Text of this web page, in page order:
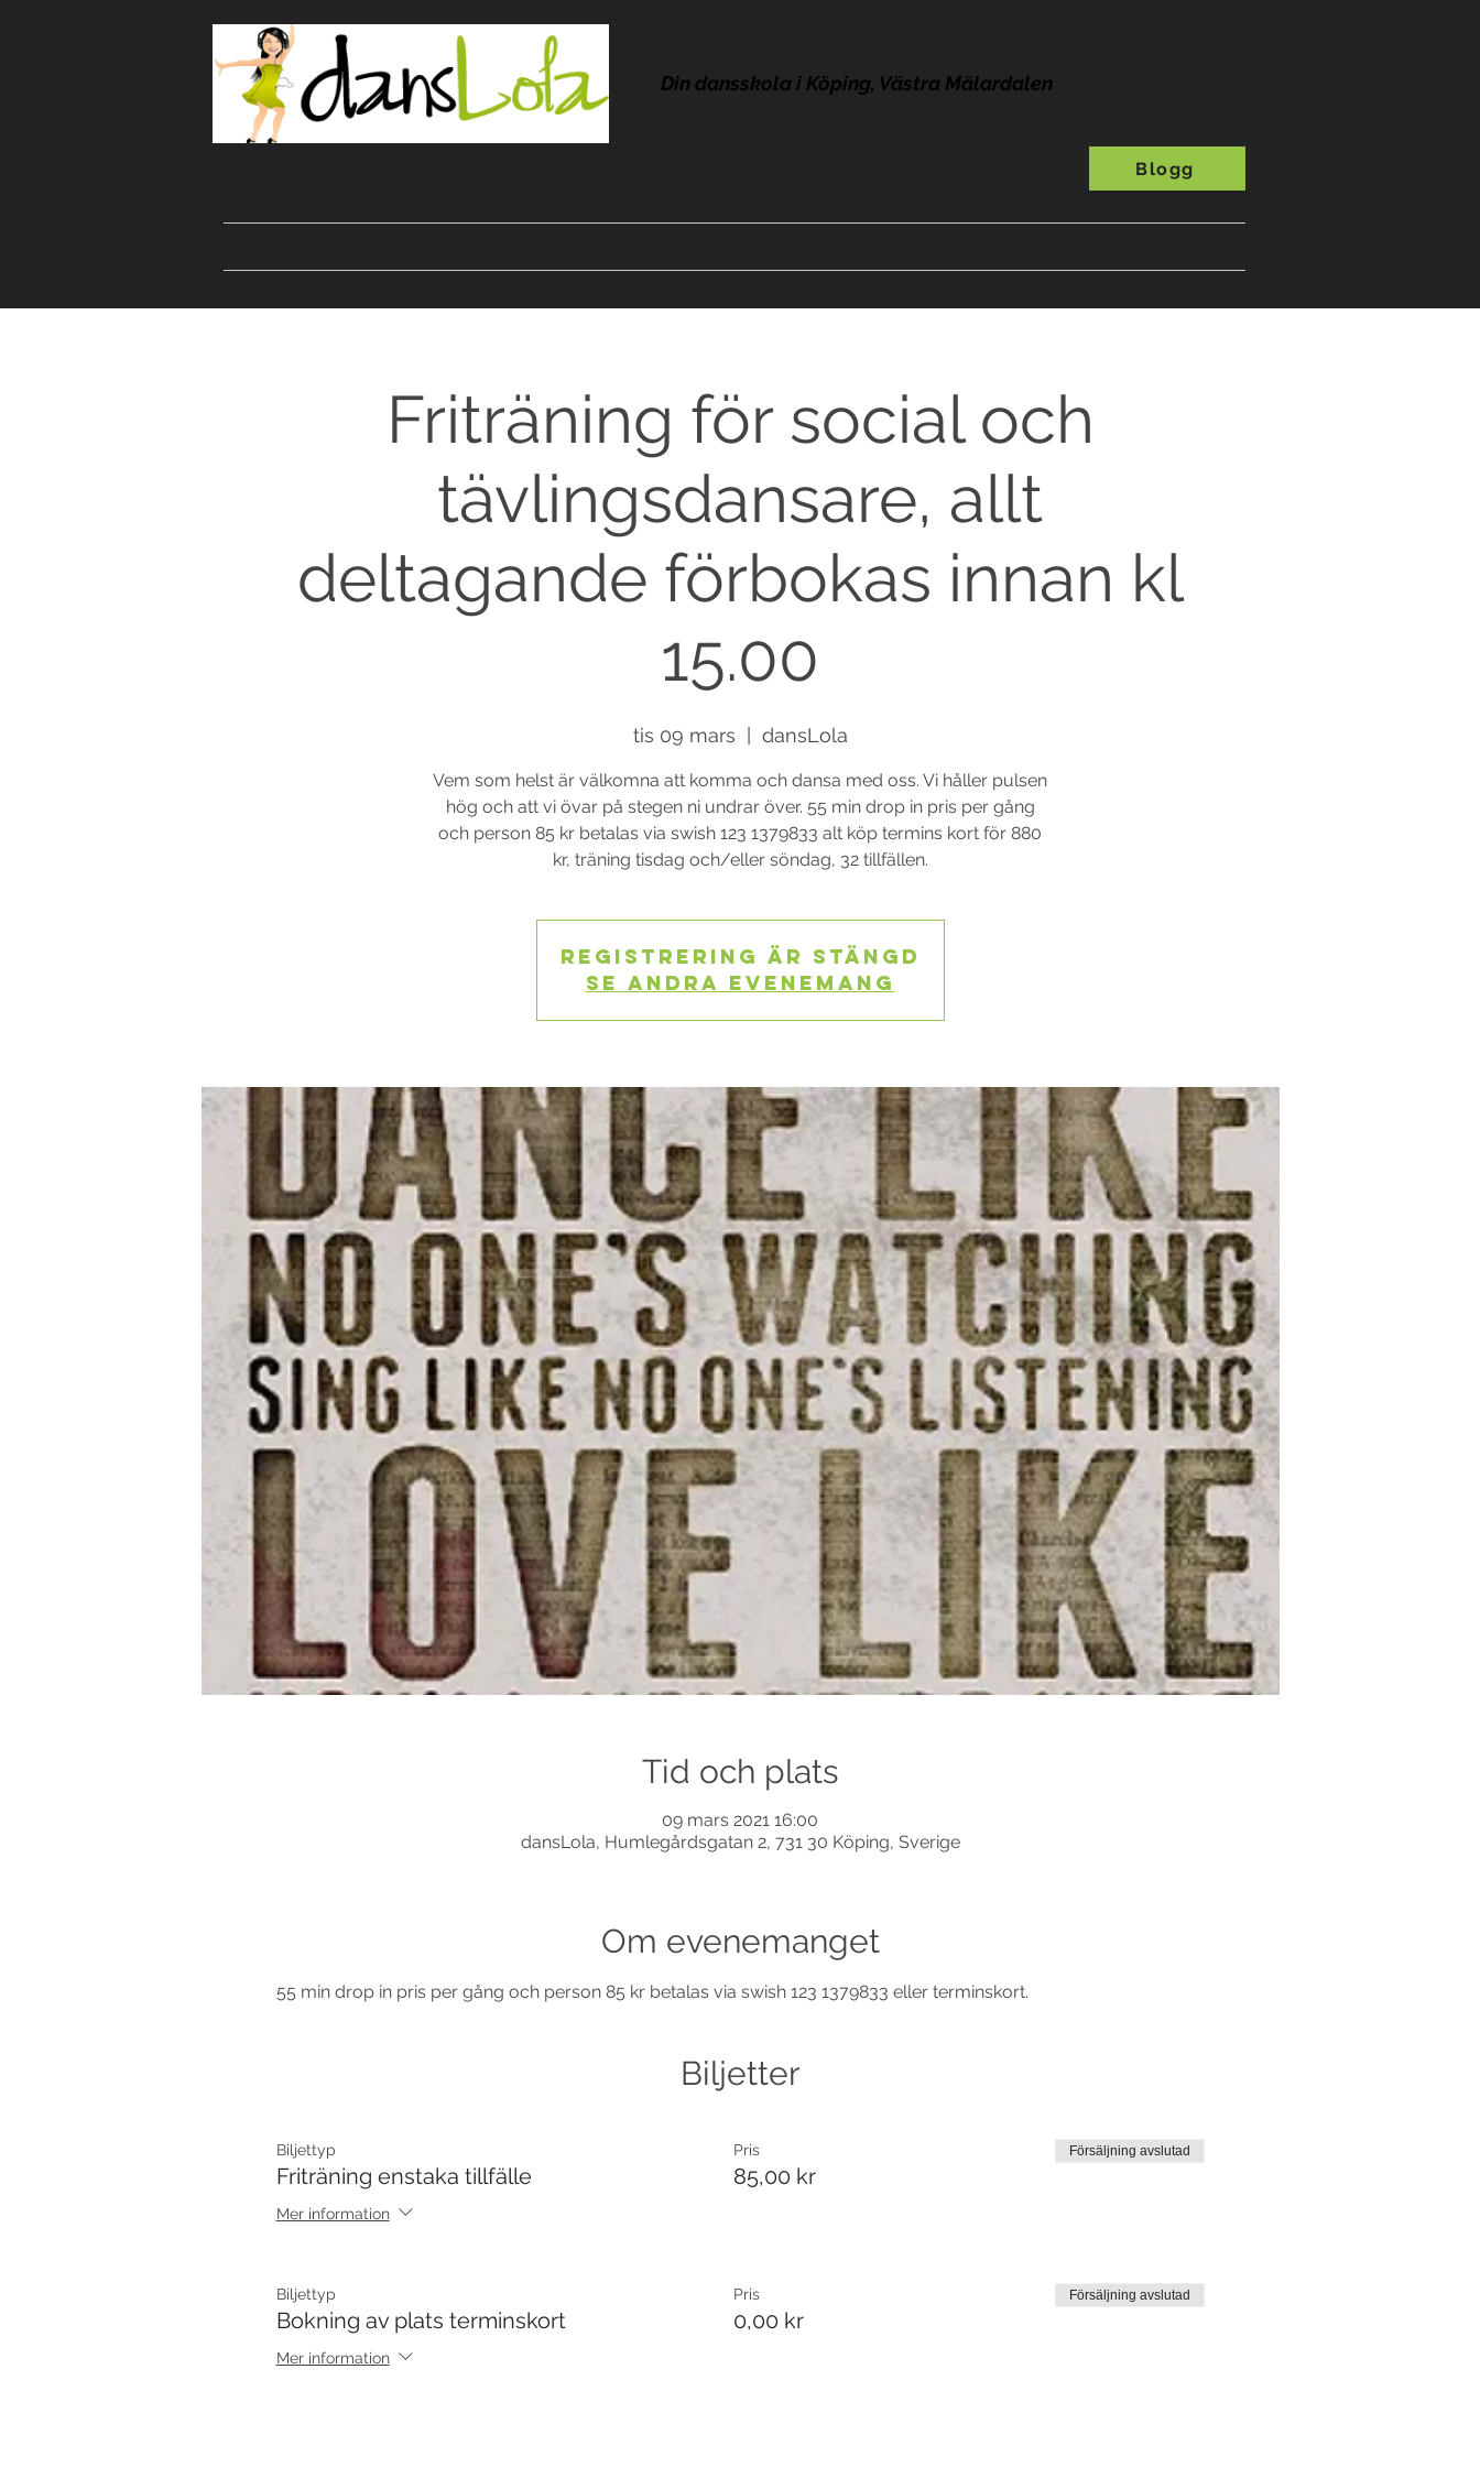
Din dansskola i Köping, Västra Mälardalen
Blogg
Friträning för social och
tävlingsdansare, allt
deltagande förbokas innan kl
15.00
tis 09 mars dansLola
Vem som helst är välkomna att komma och dansa med oss. Vi håller pulsen
hög och att vi övar på stegen ni undrar över. 55 min drop in pris per gång
och person 85 kr betalas via swish 123 1379833 alt köp termins kort för 880
kr, träning tisdag och/eller söndag, 32 tillfällen.
Registrering är stängd
Se andra evenemang
Tid och plats
09 mars 2021 16:00
dansLola, Humlegårdsgatan 2, 731 30 Köping, Sverige
Om evenemanget
55 min drop in pris per gång och person 85 kr betalas via swish 123 1379833 eller terminskort.
Biljetter
Biljettyp
Friträning enstaka tillfälle
Mer information
Pris
85,00 kr
Försäljning avslutad
Biljettyp
Bokning av plats terminskort
Mer information
Pris
0,00 kr
Försäljning avslutad